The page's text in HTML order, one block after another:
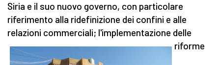
Siria e il suo nuovo governo, con particolare
riferimento alla ridefinizione dei confini e alle
relazioni commerciali; l'implementazione delle
riforme